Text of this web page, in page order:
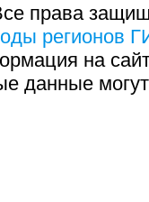
права
регионов
на
данные